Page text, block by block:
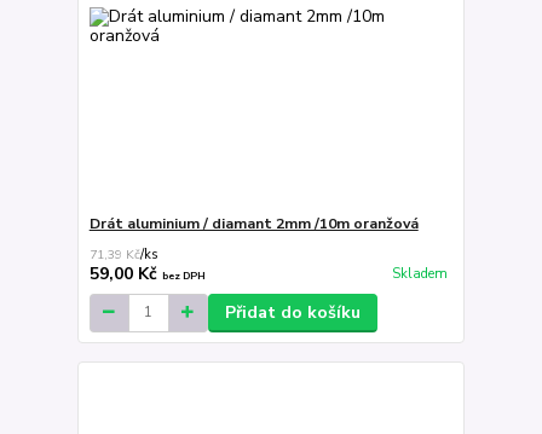
Drát aluminium / diamant 2mm /10m oranžová
71,39 Kč/ks
59,00 Kč bez DPH Skladem
Přidat do košíku